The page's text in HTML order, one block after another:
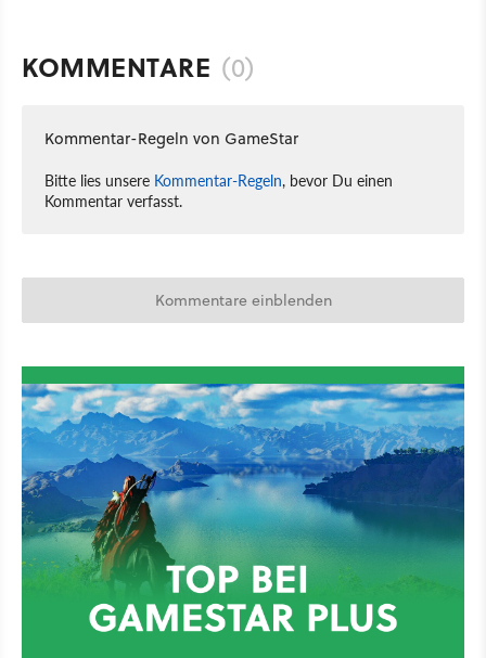
KOMMENTARE (0)
Kommentar-Regeln von GameStar
Bitte lies unsere Kommentar-Regeln, bevor Du einen
Kommentar verfasst.
Kommentare einblenden